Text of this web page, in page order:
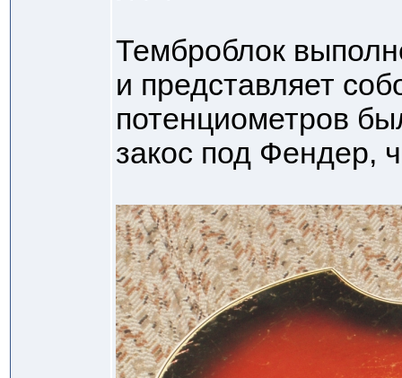
Темброблок
и представляет
потенциометров
закос под Фендер,